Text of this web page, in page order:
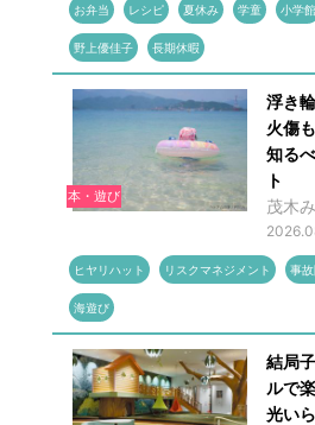
お弁当 レシピ 夏休み 学童 小学館
野上優佳子 長期休暇
本・遊び
浮き
火傷
知る
ト
茂木
ヒヤリハット リスクマネジメント 事
海遊び
結局
ルで
光い